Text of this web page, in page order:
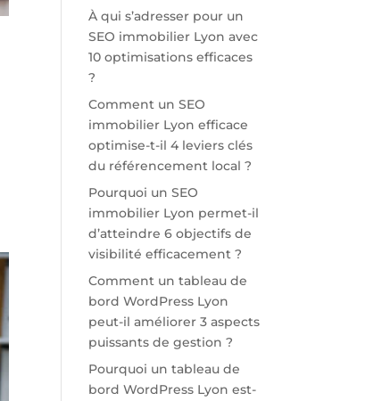
À qui s’adresser pour un
SEO immobilier Lyon avec
10 optimisations efficaces
?
Comment un SEO
immobilier Lyon efficace
optimise-t-il 4 leviers clés
du référencement local ?
Pourquoi un SEO
immobilier Lyon permet-il
d’atteindre 6 objectifs de
visibilité efficacement ?
Comment un tableau de
bord WordPress Lyon
peut-il améliorer 3 aspects
puissants de gestion ?
Pourquoi un tableau de
bord WordPress Lyon est-